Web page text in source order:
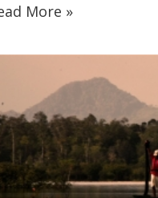
More »